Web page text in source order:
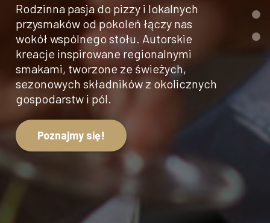
Rodzinna pasja do pizzy i lokalnych
przysmaków od pokoleń łączy nas
wokół wspólnego stołu. Autorskie
kreacje inspirowane regionalnymi
smakami, tworzone ze świeżych,
sezonowych składników z okolicznych
gospodarstw i pól.
Poznajmy się!